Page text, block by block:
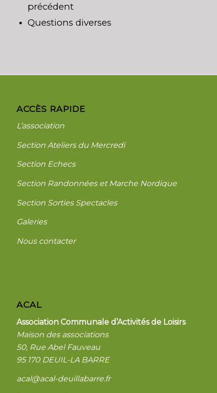
précédent
Questions diverses
ACCÈS RAPIDE
L’association
Section Ateliers du Mercredi
Section Echecs
Section Randonnées et Marche Nordique
Section Sorties Spectacles
Galeries
Nous contacter
ACAL
Association Communale d’Activités de Loisirs
Maison des associations
50, Rue Abel Fauveau
95 170 DEUIL-LA BARRE
acal@acal-deuillabarre.fr